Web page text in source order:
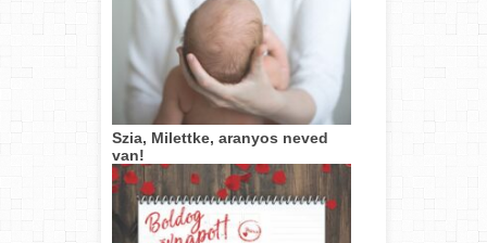
Szia, Milettke, aranyos neved
van!